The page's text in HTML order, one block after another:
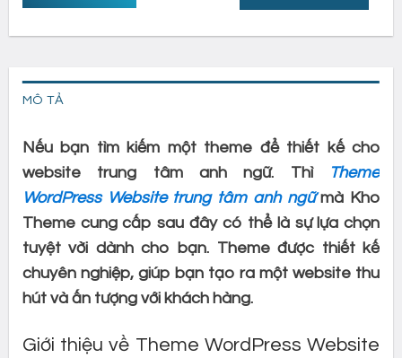
MÔ TẢ
Nếu bạn tìm kiếm một theme để thiết kế cho
website trung tâm anh ngữ. Thì
Theme
WordPress Website trung tâm anh ngữmà Kho
Theme cung cấp sau đây có thể là sự lựa chọn
tuyệt vời dành cho bạn. Theme được thiết kế
chuyên nghiệp, giúp bạn tạo ra một website thu
hút và ấn tượng với khách hàng.
Giới thiệu về Theme WordPress Website